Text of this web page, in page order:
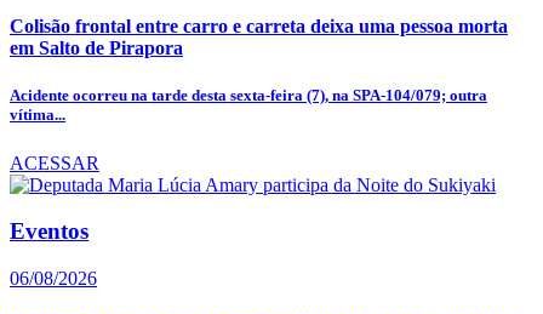
Colisão frontal entre carro e carreta deixa uma pessoa morta
em Salto de Pirapora
Acidente ocorreu na tarde desta sexta-feira (7), na SPA-104/079; outra
vítima...
ACESSAR
Eventos
06/08/2026